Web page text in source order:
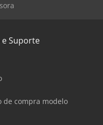
e Suporte
de compra modelo